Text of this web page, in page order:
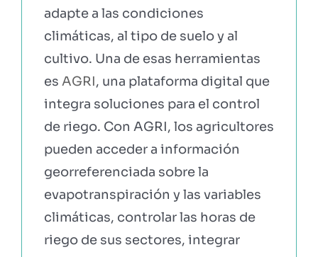
adapte a las condiciones
climáticas, al tipo de suelo y al
cultivo. Una de esas herramientas
es AGRI, una plataforma digital que
integra soluciones para el control
de riego. Con AGRI, los agricultores
pueden acceder a información
georreferenciada sobre la
evapotranspiración y las variables
climáticas, controlar las horas de
riego de sus sectores, integrar